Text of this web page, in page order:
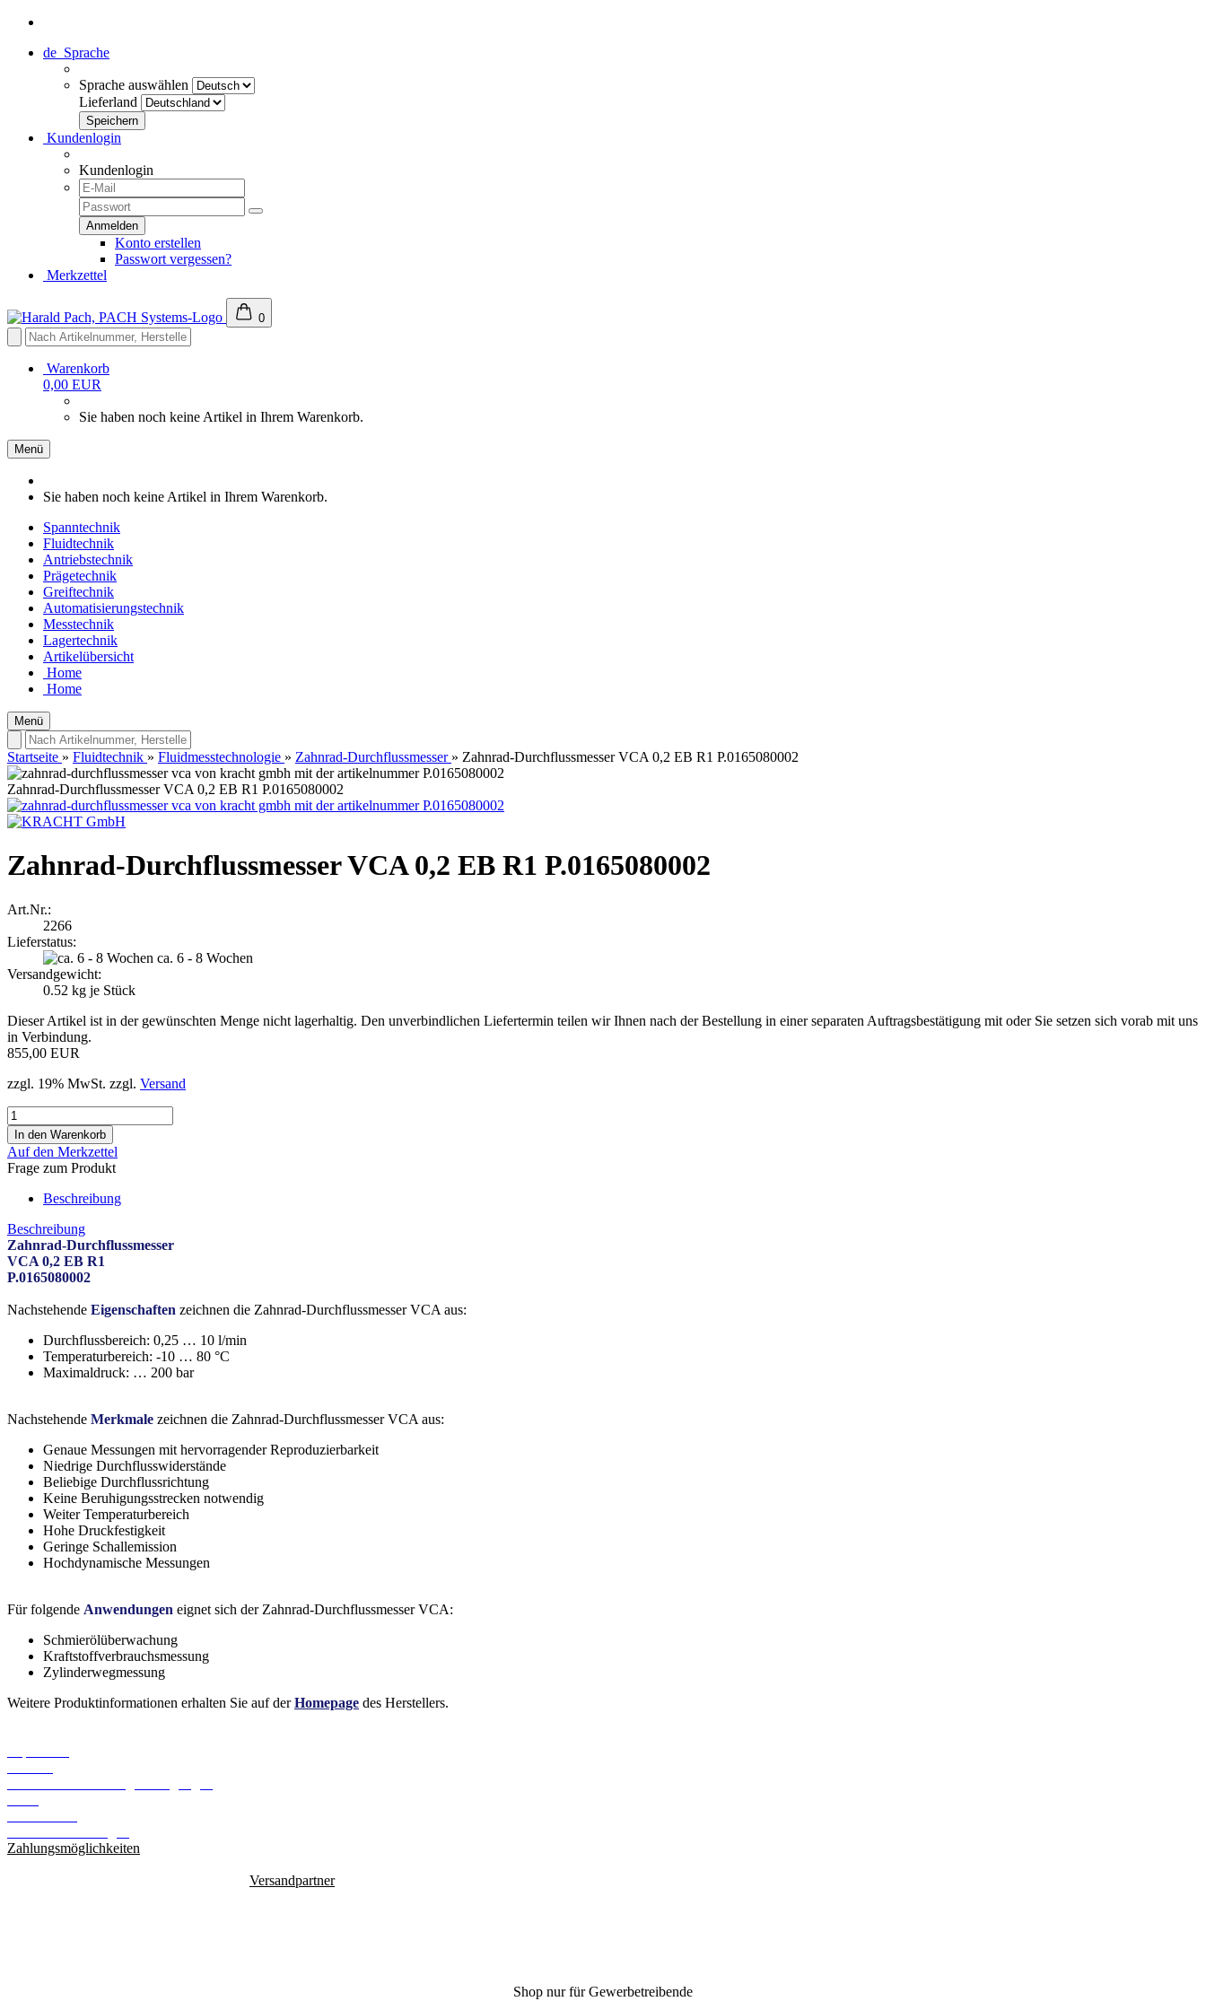
de Sprache
Sprache auswählen
Lieferland
Kundenlogin
Kundenlogin
Konto erstellen
Passwort vergessen?
Merkzettel
0
Warenkorb
0,00 EUR
Sie haben noch keine Artikel in Ihrem Warenkorb.
Menü
Sie haben noch keine Artikel in Ihrem Warenkorb.
Spanntechnik
Fluidtechnik
Antriebstechnik
Prägetechnik
Greiftechnik
Automatisierungstechnik
Messtechnik
Lagertechnik
Artikelübersicht
Home
Home
Menü
Startseite » Fluidtechnik » Fluidmesstechnologie » Zahnrad-Durchflussmesser » Zahnrad-Durchflussmesser VCA 0,2 EB R1 P.0165080002
Zahnrad-Durchflussmesser VCA 0,2 EB R1 P.0165080002
Zahnrad-Durchflussmesser VCA 0,2 EB R1 P.0165080002
Art.Nr.:
2266
Lieferstatus:
ca. 6 - 8 Wochen
Versandgewicht:
0.52 kg je Stück
Dieser Artikel ist in der gewünschten Menge nicht lagerhaltig. Den unverbindlichen Liefertermin teilen wir Ihnen nach der Bestellung in einer separaten Auftragsbestätigung mit oder Sie setzen sich vorab mit uns
in Verbindung.
855,00 EUR
zzgl. 19% MwSt. zzgl. Versand
Auf den Merkzettel
Frage zum Produkt
Beschreibung
Beschreibung
Zahnrad-Durchflussmesser
VCA 0,2 EB R1
P.0165080002
Nachstehende Eigenschaften zeichnen die Zahnrad-Durchflussmesser VCA aus:
Durchflussbereich: 0,25 … 10 l/min
Temperaturbereich: -10 … 80 °C
Maximaldruck: … 200 bar
Nachstehende Merkmale zeichnen die Zahnrad-Durchflussmesser VCA aus:
Genaue Messungen mit hervorragender Reproduzierbarkeit
Niedrige Durchflusswiderstände
Beliebige Durchflussrichtung
Keine Beruhigungsstrecken notwendig
Weiter Temperaturbereich
Hohe Druckfestigkeit
Geringe Schallemission
Hochdynamische Messungen
Für folgende Anwendungen eignet sich der Zahnrad-Durchflussmesser VCA:
Schmierölüberwachung
Kraftstoffverbrauchsmessung
Zylinderwegmessung
Weitere Produktinformationen erhalten Sie auf derHomepage des Herstellers.
Zahlungsmöglichkeiten
Versandpartner
Shop nur für Gewerbetreibende